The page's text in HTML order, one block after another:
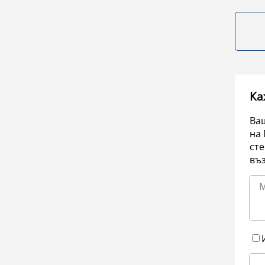
на